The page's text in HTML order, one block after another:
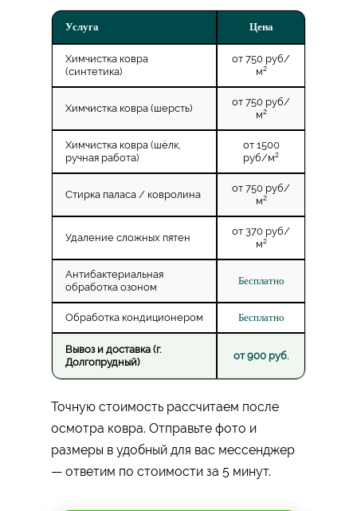
Услуга Цена
Химчистка ковра
(синтетика)
от 750 руб/
м²
Химчистка ковра (шерсть)
от 750 руб/
м²
Химчистка ковра (шёлк,
ручная работа)
от 1500
руб/м²
Стирка паласа / ковролина
от 750 руб/
м²
Удаление сложных пятен
от 370 руб/
м²
Антибактериальная
обработка озоном
Бесплатно
Обработка кондиционером Бесплатно
Вывоз и доставка (г.
Долгопрудный)
от 900 руб.
Точную стоимость рассчитаем после
осмотра ковра. Отправьте фото и
размеры в удобный для вас мессенджер
— ответим по стоимости за 5 минут.